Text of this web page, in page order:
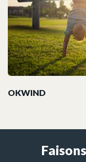
OKWIND